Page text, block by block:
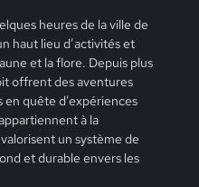
heures de la ville de
haut lieu d’activités et
et la flore. Depuis plus
offrent des aventures
quête d’expériences
à la
un système de
et durable envers les